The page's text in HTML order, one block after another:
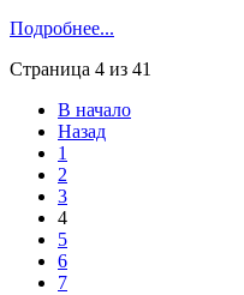
Подробнее...
Страница 4 из 41
В начало
Назад
1
2
3
4
5
6
7